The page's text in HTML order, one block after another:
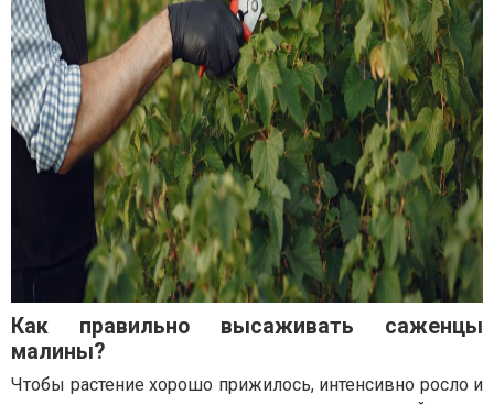
Как правильно высаживать саженцы
малины?
Чтобы растение хорошо прижилось, интенсивно росло и